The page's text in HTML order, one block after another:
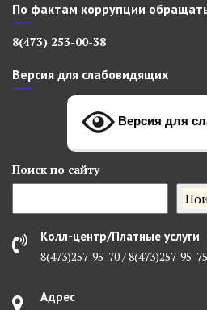
По фактам коррупции
8(473) 253-00-38
Версия для слабовидящих
Версия для
Поиск по сайту
Колл-центр/Платные услуги
8(473)257-95-70 / 8(473)257-95-75
Адрес